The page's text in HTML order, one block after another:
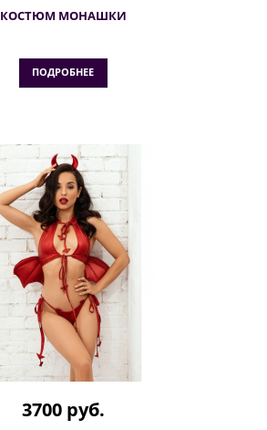
КОСТЮМ МОНАШКИ
ПОДРОБНЕЕ
3700 руб.